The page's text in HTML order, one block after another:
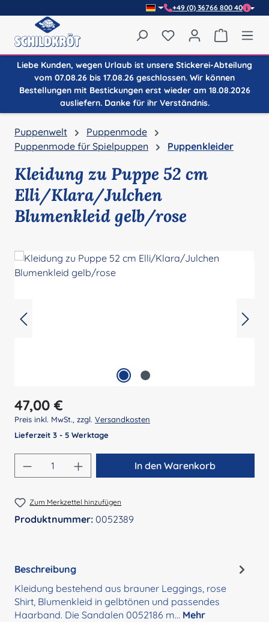
+49 (0) 36766 800 40
Du hast 0 Produkte
Liebe Kunden, wegen Urlaub ist unsere Stickerei-Abteilung
vom 07.08.26 bis 17.08.26 geschlossen. Wir können
Bestellungen mit Bestickungen erst wieder am 18.08.2026
ausliefern. Danke für ihr Verständnis.
Puppenwelt
Puppenmode
Puppenmode für Spielpuppen
Puppenkleider
Kleidung zu Puppe 52 cm
Elli/Klara/Julchen
Blumenkleid gelb/rose
Regulärer Preis:
47,00 €
Preis inkl. MwSt., zzgl. Versandkosten
Lieferzeit 3 - 5 Werktage
Produkt Anzahl: Gib den gewünschten
In den Warenkorb
Zum Merkzettel hinzufügen
Produktnummer: 0052389
Beschreibung
Kleidung bestehend aus brauner Leggings, rose
Shirt, Blumenkleid in gelbtönen und passendes
Haarband. Die Sandalen 0052186 m… Mehr